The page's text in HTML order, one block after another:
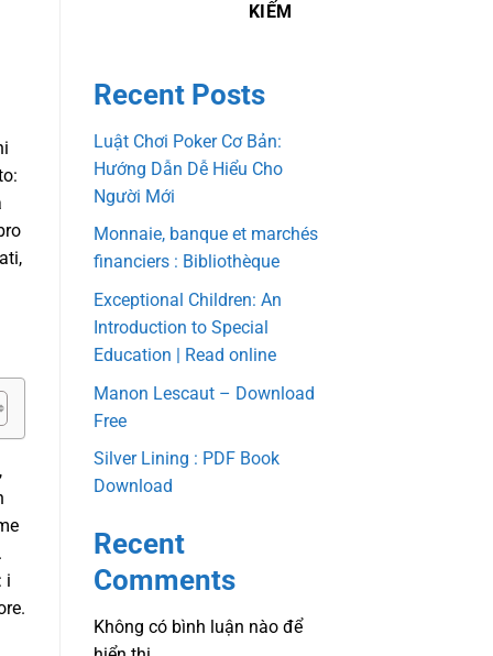
i
KIẾM
Recent Posts
Luật Chơi Poker Cơ Bản:
Hướng Dẫn Dễ Hiểu Cho
Người Mới
Monnaie, banque et marchés
financiers : Bibliothèque
Exceptional Children: An
Introduction to Special
Education | Read online
Manon Lescaut – Download
Free
Silver Lining : PDF Book
Download
Recent
Comments
Không có bình luận nào để